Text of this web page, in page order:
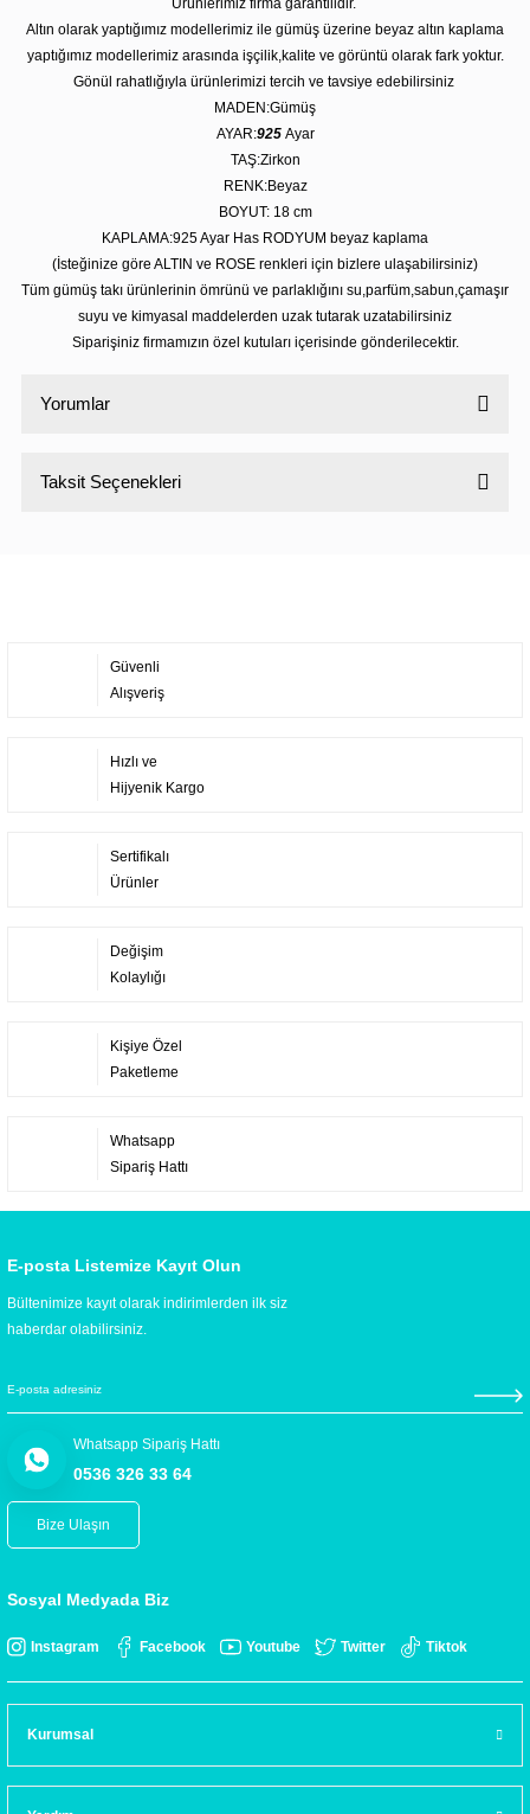
Ürünlerimiz firma garantilidir.
Altın olarak yaptığımız modellerimiz ile gümüş üzerine beyaz altın kaplama
yaptığımız modellerimiz arasında işçilik,kalite ve görüntü olarak fark yoktur.
Gönül rahatlığıyla ürünlerimizi tercih ve tavsiye edebilirsiniz
MADEN:Gümüş
AYAR:925 Ayar
TAŞ:Zirkon
RENK:Beyaz
BOYUT: 18 cm
KAPLAMA:925 Ayar Has RODYUM beyaz kaplama
(İsteğinize göre ALTIN ve ROSE renkleri için bizlere ulaşabilirsiniz)
Tüm gümüş takı ürünlerinin ömrünü ve parlaklığını su,parfüm,sabun,çamaşır
suyu ve kimyasal maddelerden uzak tutarak uzatabilirsiniz
Siparişiniz firmamızın özel kutuları içerisinde gönderilecektir.
Yorumlar
Taksit Seçenekleri
Güvenli
Alışveriş
Hızlı ve
Hijyenik Kargo
Sertifikalı
Ürünler
Değişim
Kolaylığı
Kişiye Özel
Paketleme
Whatsapp
Sipariş Hattı
E-posta Listemize Kayıt Olun
Bültenimize kayıt olarak indirimlerden ilk siz
haberdar olabilirsiniz.
Whatsapp Sipariş Hattı
0536 326 33 64
Bize Ulaşın
Sosyal Medyada Biz
Instagram Facebook Youtube Twitter Tiktok
Kurumsal